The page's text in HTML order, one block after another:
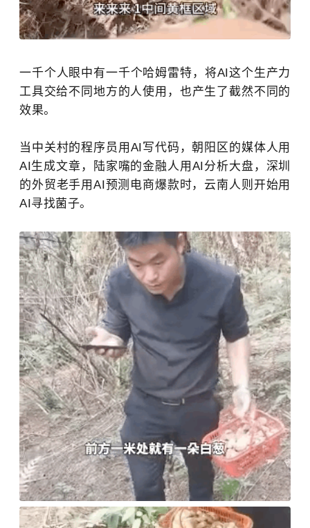
一千个人眼中有一千个哈姆雷特，将AI这个生产力
工具交给不同地方的人使用，也产生了截然不同的
效果。
当中关村的程序员用AI写代码，朝阳区的媒体人用
AI生成文章，
陆家嘴的金融人用AI分析大盘，深圳
的外贸老手用AI预测电商爆款时，云南人则开始用
AI寻找菌子。